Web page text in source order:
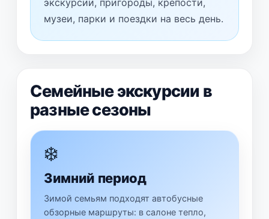
экскурсии, пригороды, крепости,
музеи, парки и поездки на весь день.
Семейные экскурсии в
разные сезоны
❄️
Зимний период
Зимой семьям подходят автобусные
обзорные маршруты: в салоне тепло,